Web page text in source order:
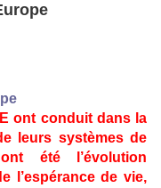
ont conduit dans la
leurs systèmes de
été l’évolution
l’espérance de vie,